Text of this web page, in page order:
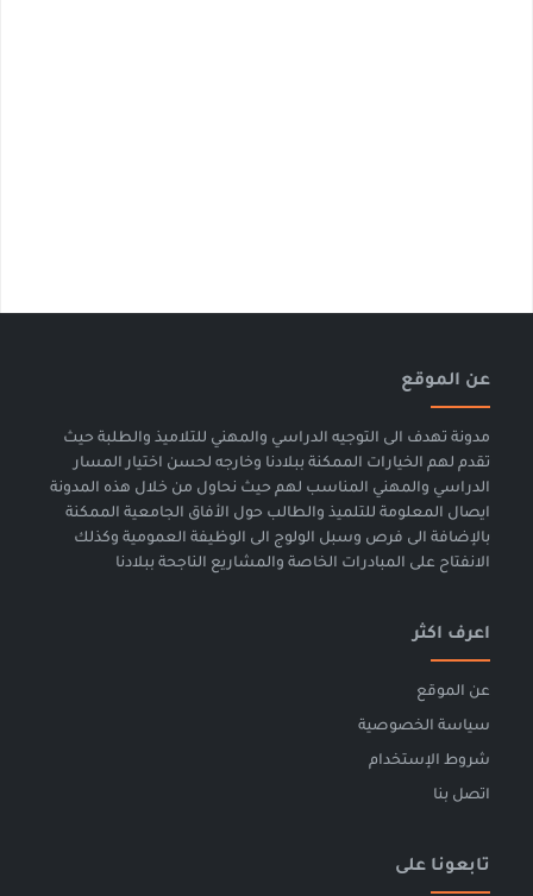
عن الموقع
مدونة تهدف الى التوجيه الدراسي والمهني للتلاميذ والطلبة حيث
تقدم لهم الخيارات الممكنة ببلادنا وخارجه لحسن اختيار المسار
الدراسي والمهني المناسب لهم حيث نحاول من خلال هذه المدونة
ايصال المعلومة للتلميذ والطالب حول الأفاق الجامعية الممكنة
بالإضافة الى فرص وسبل الولوج الى الوظيفة العمومية وكذلك
الانفتاح على المبادرات الخاصة والمشاريع الناجحة ببلادنا
اعرف اكثر
عن الموقع
سياسة الخصوصية
شروط الإستخدام
اتصل بنا
تابعونا على